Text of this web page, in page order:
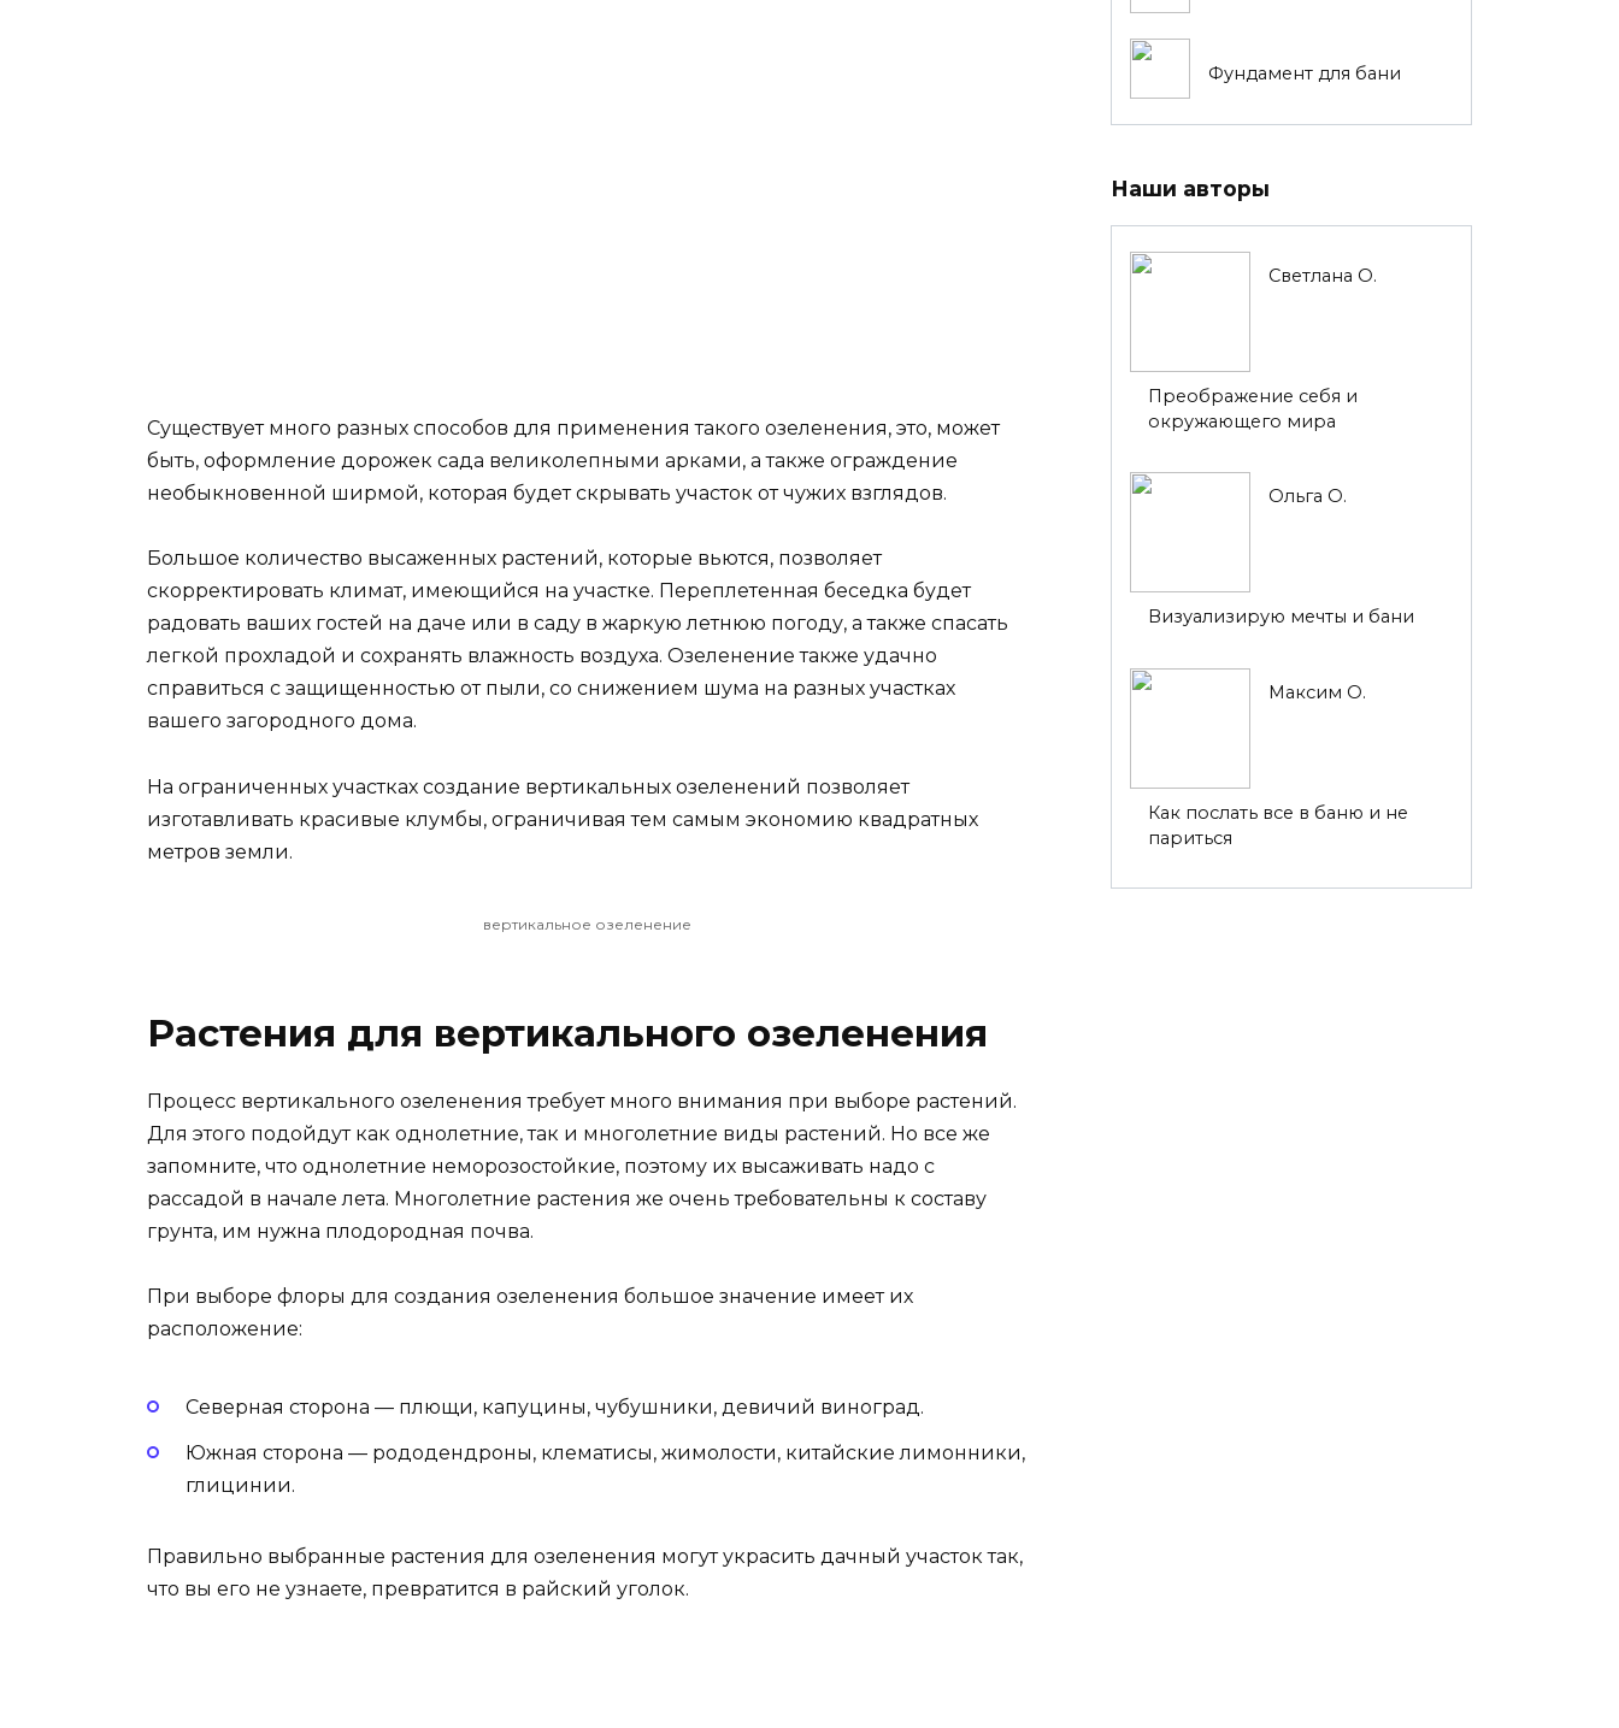
Существует много разных способов для применения такого озеленения, это, может
быть, оформление дорожек сада великолепными арками, а также ограждение
необыкновенной ширмой, которая будет скрывать участок от чужих взглядов.
Большое количество высаженных растений, которые вьются, позволяет
скорректировать климат, имеющийся на участке. Переплетенная беседка будет
радовать ваших гостей на даче или в саду в жаркую летнюю погоду, а также спасать
легкой прохладой и сохранять влажность воздуха. Озеленение также удачно
справиться с защищенностью от пыли, со снижением шума на разных участках
вашего загородного дома.
На ограниченных участках создание вертикальных озеленений позволяет
изготавливать красивые клумбы, ограничивая тем самым экономию квадратных
метров земли.
вертикальное озеленение
Растения для вертикального озеленения
Процесс вертикального озеленения требует много внимания при выборе растений.
Для этого подойдут как однолетние, так и многолетние виды растений. Но все же
запомните, что однолетние неморозостойкие, поэтому их высаживать надо с
рассадой в начале лета. Многолетние растения же очень требовательны к составу
грунта, им нужна плодородная почва.
При выборе флоры для создания озеленения большое значение имеет их
расположение:
Северная сторона — плющи, капуцины, чубушники, девичий виноград.
Южная сторона — рододендроны, клематисы, жимолости, китайские лимонники,
глицинии.
Правильно выбранные растения для озеленения могут украсить дачный участок так,
что вы его не узнаете, превратится в райский уголок.
Фундамент для бани
Наши авторы
Светлана О.
Преображение себя и
окружающего мира
Ольга О.
Визуализирую мечты и бани
Максим О.
Как послать все в баню и не
париться